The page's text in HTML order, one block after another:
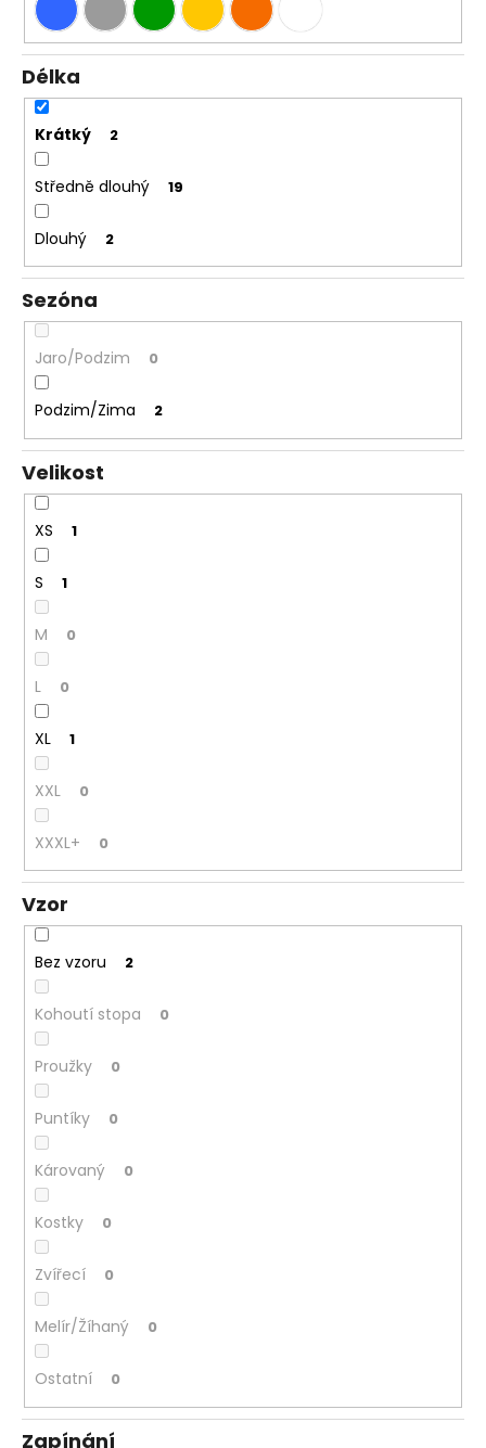
Délka
Krátký 2
Středně dlouhý 19
Dlouhý 2
Sezóna
Jaro/Podzim 0
Podzim/Zima 2
Velikost
XS 1
S 1
M 0
L 0
XL 1
XXL 0
XXXL+ 0
Vzor
Bez vzoru 2
Kohoutí stopa 0
Proužky 0
Puntíky 0
Károvaný 0
Kostky 0
Zvířecí 0
Melír/Žíhaný 0
Ostatní 0
Zapínání